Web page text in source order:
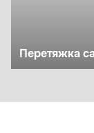
Перетяжка